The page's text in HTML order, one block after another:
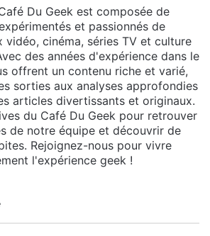
Du Geek est composée de
et passionnés de
vidéo, cinéma, séries TV et culture
des années d'expérience dans le
offrent un contenu riche et varié,
sorties aux analyses approfondies
articles divertissants et originaux.
du Café Du Geek pour retrouver
de notre équipe et découvrir de
Rejoignez-nous pour vivre
l'expérience geek !